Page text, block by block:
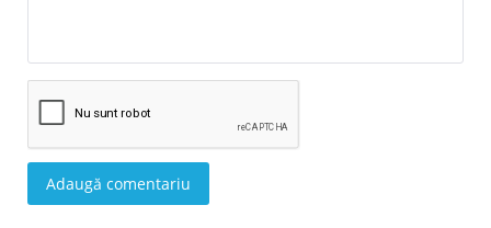
Adaugă comentariu